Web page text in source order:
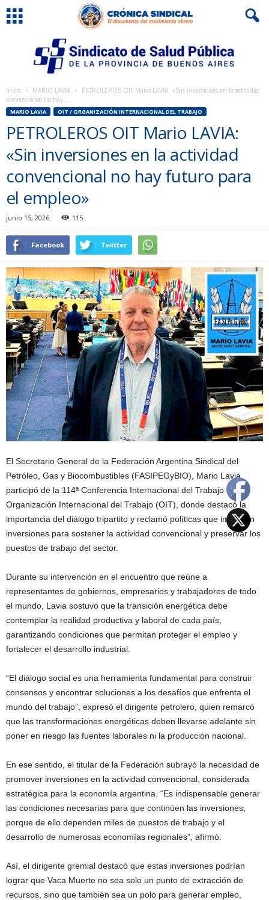
Inicio MARIO LAVIA
PETROLEROS OIT Mario LAVIA: «Sin inversiones en la actividad
convencional no hay...
MARIO LAVIA OIT / ORGANIZACIÓN INTERNACIONAL DEL TRABAJO
PETROLEROS OIT Mario LAVIA:
«Sin inversiones en la actividad
convencional no hay futuro para
el empleo»
junio 15, 2026 115
Facebook Twitter
El Secretario General de la Federación Argentina Sindical del
Petróleo, Gas y Biocombustibles (FASIPEGyBIO), Mario Lavia,
participó de la 114ª Conferencia Internacional del Trabajo de la
Organización Internacional del Trabajo (OIT), donde destacó la
importancia del diálogo tripartito y reclamó políticas que impulsen
inversiones para sostener la actividad convencional y preservar los
puestos de trabajo del sector.
Durante su intervención en el encuentro que reúne a
representantes de gobiernos, empresarios y trabajadores de todo
el mundo, Lavia sostuvo que la transición energética debe
contemplar la realidad productiva y laboral de cada país,
garantizando condiciones que permitan proteger el empleo y
fortalecer el desarrollo industrial.
“El diálogo social es una herramienta fundamental para construir
consensos y encontrar soluciones a los desafíos que enfrenta el
mundo del trabajo”, expresó el dirigente petrolero, quien remarcó
que las transformaciones energéticas deben llevarse adelante sin
poner en riesgo las fuentes laborales ni la producción nacional.
En ese sentido, el titular de la Federación subrayó la necesidad de
promover inversiones en la actividad convencional, considerada
estratégica para la economía argentina. “Es indispensable generar
las condiciones necesarias para que continúen las inversiones,
porque de ello dependen miles de puestos de trabajo y el
desarrollo de numerosas economías regionales”, afirmó.
Así, el dirigente gremial destacó que estas inversiones podrían
lograr que Vaca Muerte no sea solo un punto de extracción de
recursos, sino que también sea un polo para generar empleo,